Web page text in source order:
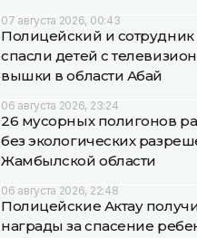
07 августа 2026, 00:43
Полицейский и
спасли детей с
вышки в области Абай
06 августа 2026, 23:24
26 мусорных полигонов
без экологических
Жамбылской области
06 августа 2026, 22:48
Полицейские Актау
награды за спасение